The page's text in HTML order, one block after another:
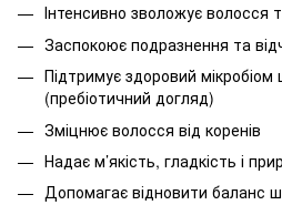
Інтенсивно зволожує волосся
Заспокоює подразнення та
Підтримує здоровий мікробіом
(пребіотичний догляд)
Зміцнює волосся від коренів
Надає м’якість, гладкість і
Допомагає відновити баланс